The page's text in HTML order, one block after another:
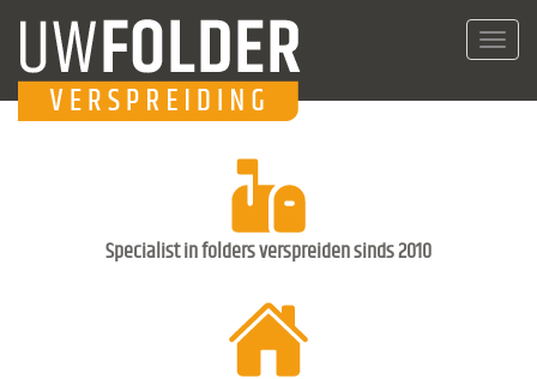
Specialist in folders verspreiden sinds 2010